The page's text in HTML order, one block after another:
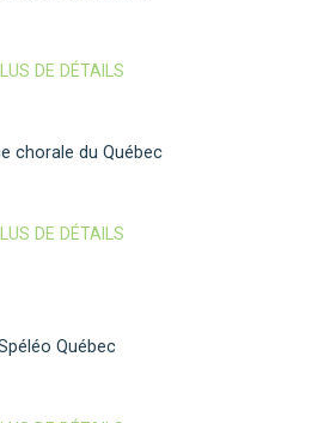
DE DÉTAILS
chorale du Québec
DE DÉTAILS
Québec